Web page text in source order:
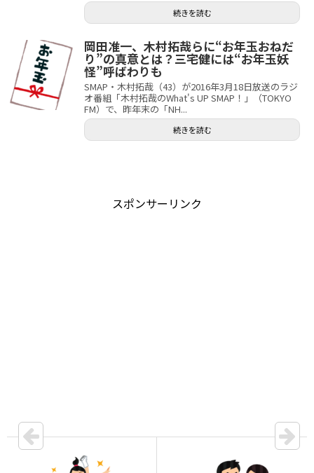
続きを読む
岡田准一、木村拓哉らに“お年玉おねだ
り”の真意とは？三宅健には“お年玉妖
怪”呼ばわりも
SMAP・木村拓哉（43）が2016年3月18日放送のラジ
オ番組「木村拓哉のWhat's UP SMAP！」（TOKYO
FM）で、昨年末の「NH...
続きを読む
スポンサーリンク